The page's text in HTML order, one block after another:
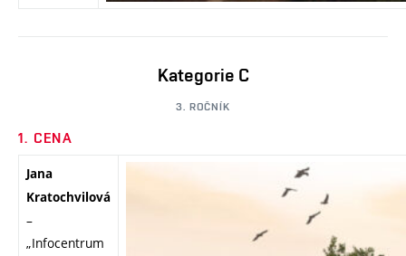
Kategorie C
3. ROČNÍK
1. CENA
Jana
Kratochvilová
–
„Infocentrum